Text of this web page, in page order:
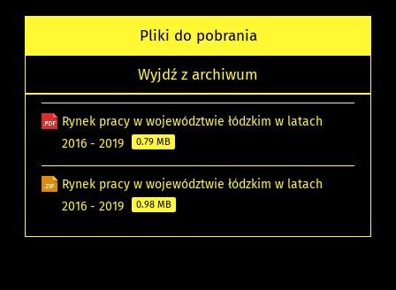
Pliki do pobrania
Wyjdź z archiwum
Rynek pracy w województwie łódzkim w latach
2016 - 2019
0.79 MB
Rynek pracy w województwie łódzkim w latach
2016 - 2019
0.98 MB